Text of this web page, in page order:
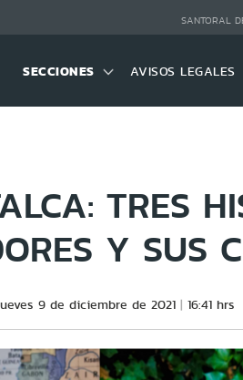
SANTORAL
SECCIONES AVISOS LEGALES
TRES
Y SUS
9 de diciembre de 2021 16:41 hrs